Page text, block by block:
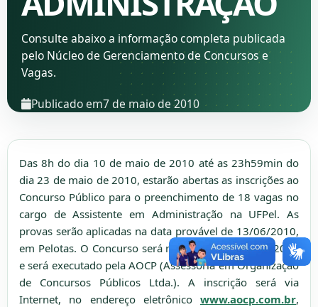
Consulte abaixo a informação completa publicada
pelo Núcleo de Gerenciamento de Concursos e
Vagas.
Publicado em7 de maio de 2010
Das 8h do dia 10 de maio de 2010 até as 23h59min do
dia 23 de maio de 2010, estarão abertas as inscrições ao
Concurso Público para o preenchimento de 18 vagas no
cargo de Assistente em Administração na UFPel. As
provas serão aplicadas na data provável de 13/06/2010,
em Pelotas. O Concurso será regido pelo Edital 37/2010
e será executado pela AOCP (Assessoria em Organização
de Concursos Públicos Ltda.). A inscrição será via
Internet, no endereço eletrônico www.aocp.com.br,